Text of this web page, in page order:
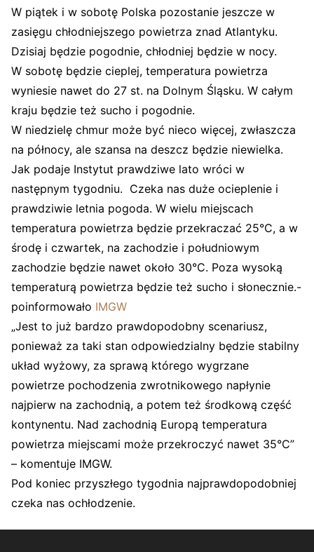
W piątek i w sobotę Polska pozostanie jeszcze w
zasięgu chłodniejszego powietrza znad Atlantyku.
Dzisiaj będzie pogodnie, chłodniej będzie w nocy.
W sobotę będzie cieplej, temperatura powietrza
wyniesie nawet do 27 st. na Dolnym Śląsku. W całym
kraju będzie też sucho i pogodnie.
W niedzielę chmur może być nieco więcej, zwłaszcza
na północy, ale szansa na deszcz będzie niewielka.
Jak podaje Instytut prawdziwe lato wróci w
następnym tygodniu. Czeka nas duże ocieplenie i
prawdziwie letnia pogoda. W wielu miejscach
temperatura powietrza będzie przekraczać 25°C, a w
środę i czwartek, na zachodzie i południowym
zachodzie będzie nawet około 30°C. Poza wysoką
temperaturą powietrza będzie też sucho i słonecznie.-
poinformowało IMGW
„Jest to już bardzo prawdopodobny scenariusz,
ponieważ za taki stan odpowiedzialny będzie stabilny
układ wyżowy, za sprawą którego wygrzane
powietrze pochodzenia zwrotnikowego napłynie
najpierw na zachodnią, a potem też środkową część
kontynentu. Nad zachodnią Europą temperatura
powietrza miejscami może przekroczyć nawet 35°C”
– komentuje IMGW.
Pod koniec przyszłego tygodnia najprawdopodobniej
czeka nas ochłodzenie.